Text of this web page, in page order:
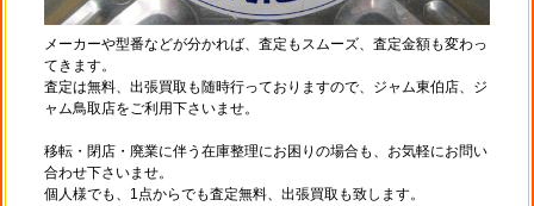
メーカーや型番などが分かれば、査定もスムーズ、査定金額も変わっ
てきます。
査定は無料、出張買取も随時行っておりますので、ジャム東伯店、ジ
ャム鳥取店をご利用下さいませ。
移転・閉店・廃業に伴う在庫整理にお困りの場合も、お気軽にお問い
合わせ下さいませ。
個人様でも、1点からでも査定無料、出張買取も致します。